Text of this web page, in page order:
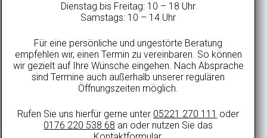
Datenschutzerklärung
Impressum
Versandkosten.
© 2021 sweetdreamsbetten.de
Dienstag bis Freitag: 10 – 18 Uhr
Samstags: 10 – 14 Uhr
Für eine persönliche und ungestörte Beratung
empfehlen wir, einen Termin zu vereinbaren. So können
wir gezielt auf Ihre Wünsche eingehen. Nach Absprache
sind Termine auch außerhalb unserer regulären
Öffnungszeiten möglich.
Rufen Sie uns hierfür gerne unter 05221 270 111 oder
0176 220 538 68 an oder nutzen Sie das